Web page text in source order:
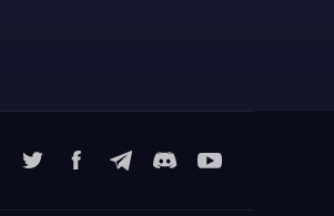
FacebookTelegramYouTube